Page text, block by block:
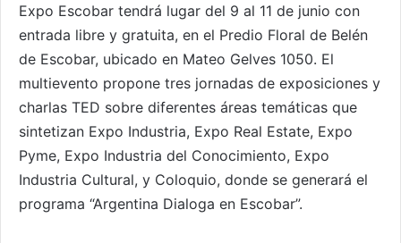
Expo Escobar tendrá lugar del 9 al 11 de junio con
entrada libre y gratuita, en el Predio Floral de Belén
de Escobar, ubicado en Mateo Gelves 1050. El
multievento propone tres jornadas de exposiciones y
charlas TED sobre diferentes áreas temáticas que
sintetizan Expo Industria, Expo Real Estate, Expo
Pyme, Expo Industria del Conocimiento, Expo
Industria Cultural, y Coloquio, donde se generará el
programa “Argentina Dialoga en Escobar”.